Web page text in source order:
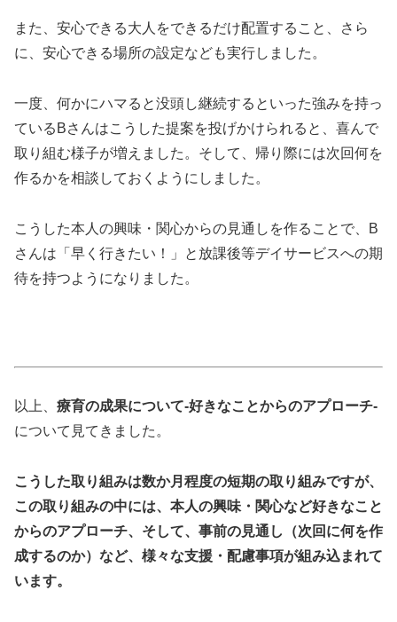
また、安心できる大人をできるだけ配置すること、さら
に、安心できる場所の設定なども実行しました。
一度、何かにハマると没頭し継続するといった強みを持っ
ているBさんはこうした提案を投げかけられると、喜んで
取り組む様子が増えました。そして、帰り際には次回何を
作るかを相談しておくようにしました。
こうした本人の興味・関心からの見通しを作ることで、B
さんは「早く行きたい！」と放課後等デイサービスへの期
待を持つようになりました。
以上、 療育の成果について-好きなことからのアプローチ-
について見てきました。
こうした取り組みは数か月程度の短期の取り組みですが、
この取り組みの中には、本人の興味・関心など好きなこと
からのアプローチ、そして、事前の見通し（次回に何を作
成するのか）など、様々な支援・配慮事項が組み込まれて
います。